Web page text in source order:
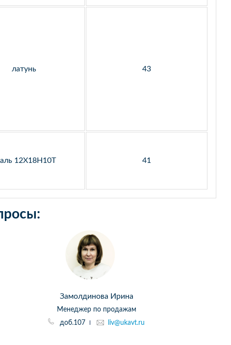
латунь 43
12Х18Н10Т 41
Замолдинова Ирина
Менеджер по продажам
доб.107
liv@ukavt.ru